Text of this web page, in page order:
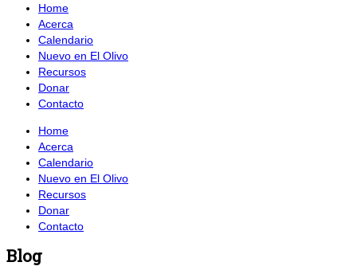
Home
Acerca
Calendario
Nuevo en El Olivo
Recursos
Donar
Contacto
Home
Acerca
Calendario
Nuevo en El Olivo
Recursos
Donar
Contacto
Blog